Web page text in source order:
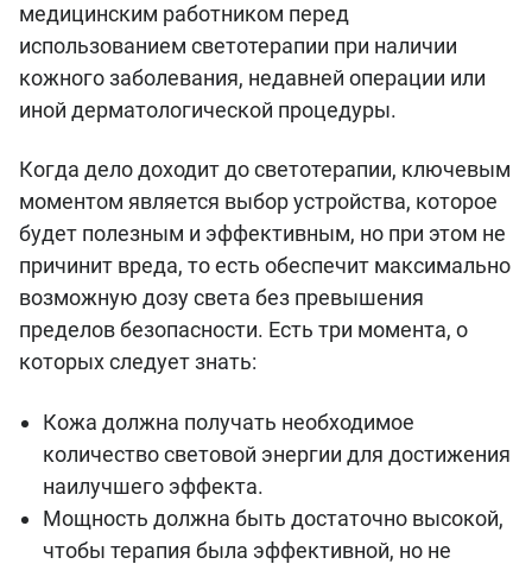
медицинским работником перед
использованием светотерапии при наличии
кожного заболевания, недавней операции или
иной дерматологической процедуры.
Когда дело доходит до светотерапии, ключевым
моментом является выбор устройства, которое
будет полезным и эффективным, но при этом не
причинит вреда, то есть обеспечит максимально
возможную дозу света без превышения
пределов безопасности. Есть три момента, о
которых следует знать:
Кожа должна получать необходимое
количество световой энергии для достижения
наилучшего эффекта.
Мощность должна быть достаточно высокой,
чтобы терапия была эффективной, но не